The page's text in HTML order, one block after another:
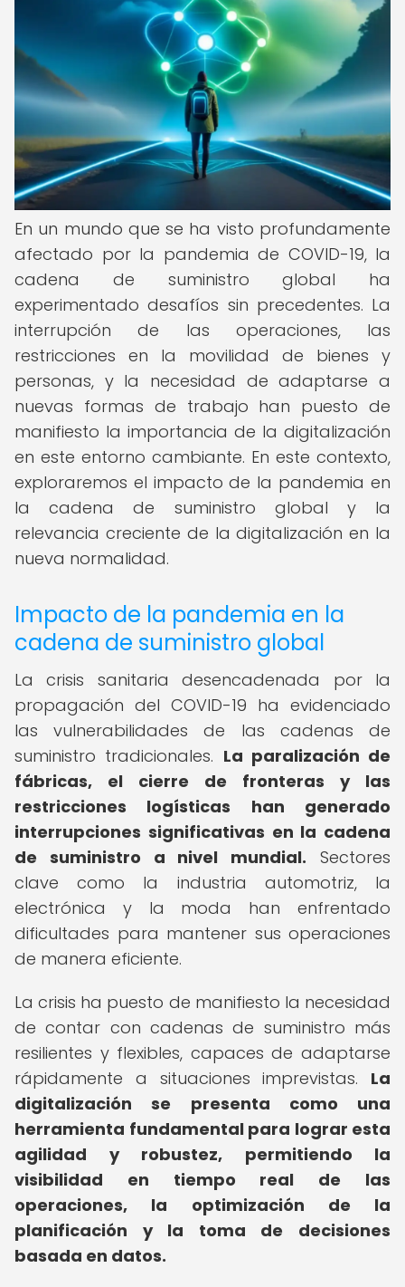
En un mundo que se ha visto profundamente
afectado por la pandemia de COVID-19, la
cadena de suministro global ha
experimentado desafíos sin precedentes. La
interrupción de las operaciones, las
restricciones en la movilidad de bienes y
personas, y la necesidad de adaptarse a
nuevas formas de trabajo han puesto de
manifiesto la importancia de la digitalización
en este entorno cambiante. En este contexto,
exploraremos el impacto de la pandemia en
la cadena de suministro global y la
relevancia creciente de la digitalización en la
nueva normalidad.
Impacto de la pandemia en la
cadena de suministro global
La crisis sanitaria desencadenada por la
propagación del COVID-19 ha evidenciado
las vulnerabilidades de las cadenas de
suministro tradicionales. La paralización de
fábricas, el cierre de fronteras y las
restricciones logísticas han generado
interrupciones significativas en la cadena
de suministro a nivel mundial. Sectores
clave como la industria automotriz, la
electrónica y la moda han enfrentado
dificultades para mantener sus operaciones
de manera eficiente.
La crisis ha puesto de manifiesto la necesidad
de contar con cadenas de suministro más
resilientes y flexibles, capaces de adaptarse
rápidamente a situaciones imprevistas. La
digitalización se presenta como una
herramienta fundamental para lograr esta
agilidad y robustez, permitiendo la
visibilidad en tiempo real de las
operaciones, la optimización de la
planificación y la toma de decisiones
basada en datos.